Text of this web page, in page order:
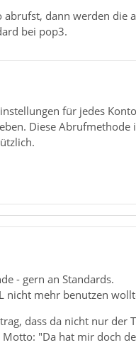
dann werden die
bei pop3.
für jedes
Diese
- gern an Standards.
nicht mehr benutzen
dass da nicht nur
"Da hat mir doch